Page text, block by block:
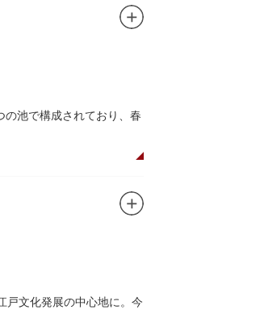
池で構成されており、春
かもしれません。また、
る珍しいスポットです。
戸文化発展の中心地に。今